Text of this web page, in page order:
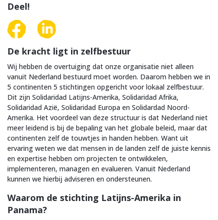
Deel!
De kracht ligt in zelfbestuur
Wij hebben de overtuiging dat onze organisatie niet alleen
vanuit Nederland bestuurd moet worden. Daarom hebben we in
5 continenten 5 stichtingen opgericht voor lokaal zelfbestuur.
Dit zijn Solidaridad Latijns-Amerika, Solidaridad Afrika,
Solidaridad Azië, Solidaridad Europa en Solidardad Noord-
Amerika. Het voordeel van deze structuur is dat Nederland niet
meer leidend is bij de bepaling van het globale beleid, maar dat
continenten zelf de touwtjes in handen hebben. Want uit
ervaring weten we dat mensen in de landen zelf de juiste kennis
en expertise hebben om projecten te ontwikkelen,
implementeren, managen en evalueren. Vanuit Nederland
kunnen we hierbij adviseren en ondersteunen.
Waarom de stichting Latijns-Amerika in
Panama?